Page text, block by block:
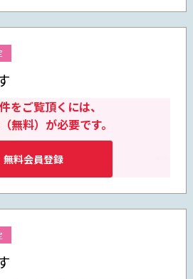
をご覧頂くには、
無料）が必要です。
無料会員登録